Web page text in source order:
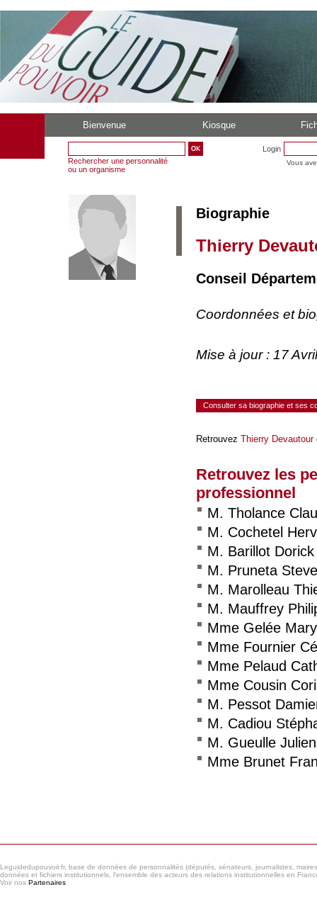
Bienvenue Kiosque
Rechercher une personnalité
ou un organisme
Login
Vous
Biographie
Thierry
Conseil
Coordonnées et
Mise à jour : 17
Consulter sa biographie et ses
Retrouvez Thierry Devautour
Retrouvez les
professionnel
M. Tholance
M. Cochetel
M. Barillot Dorick
M. Pruneta
M. Marolleau
M. Mauffrey
Mme Gelée
Mme Fournier
Mme Pelaud
Mme Cousin
M. Pessot
M. Cadiou
M. Gueulle Julien
Mme Brunet
Leguidedupouvoir.fr, base de données de personnalités (députés, sénateurs, journalistes,
données et fichiers institutionnels, l'ensemble des acteurs des relations institutionnelles en
Voir nos Partenaires